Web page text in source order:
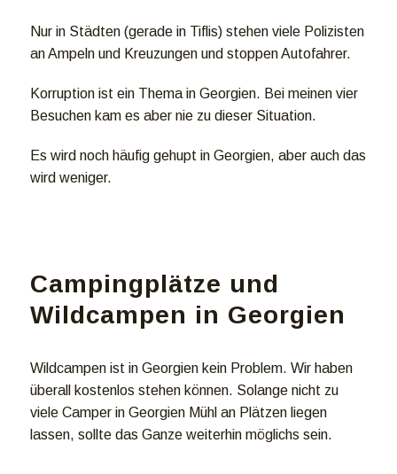
Nur in Städten (gerade in Tiflis) stehen viele Polizisten
an Ampeln und Kreuzungen und stoppen Autofahrer.
Korruption ist ein Thema in Georgien. Bei meinen vier
Besuchen kam es aber nie zu dieser Situation.
Es wird noch häufig gehupt in Georgien, aber auch das
wird weniger.
Campingplätze und
Wildcampen in Georgien
Wildcampen ist in Georgien kein Problem. Wir haben
überall kostenlos stehen können. Solange nicht zu
viele Camper in Georgien Mühl an Plätzen liegen
lassen, sollte das Ganze weiterhin möglichs sein.